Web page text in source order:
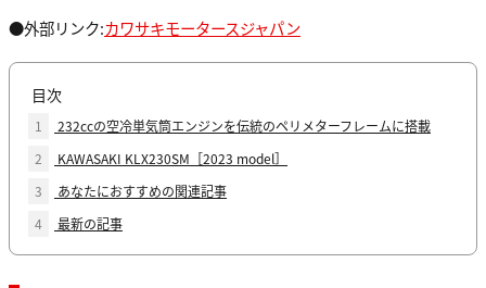
●外部リンク:カワサキモータースジャパン
目次
1
232ccの空冷単気筒エンジンを伝統のペリメターフレームに搭載
2
KAWASAKI KLX230SM［2023 model］
3
あなたにおすすめの関連記事
4
最新の記事